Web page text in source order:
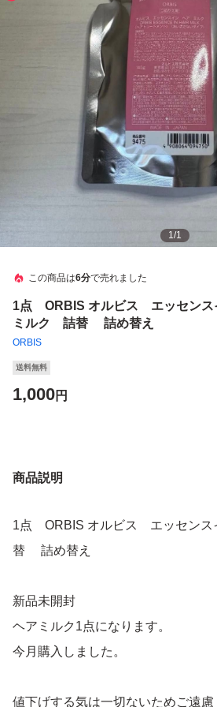
1/1
この商品は6分で売れました
1点 ORBIS オルビス エッセン
ミルク 詰替 詰め替え
ORBIS
送料無料
1,000円
商品説明
1点 ORBIS オルビス エッセン
替 詰め替え
新品未開封
ヘアミルク1点になります。
今月購入しました。
値下げする気は一切ないためご遠慮